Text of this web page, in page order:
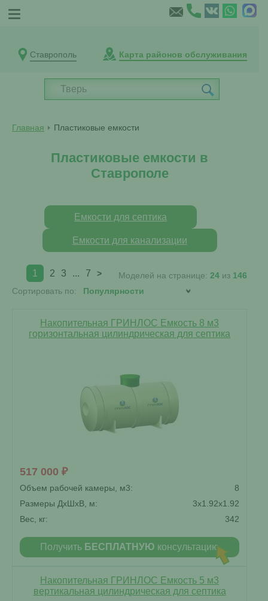
Ставрополь Карта районов обслуживания
Главная Пластиковые емкости
Пластиковые емкости в
Ставрополе
Емкости для септика
Емкости для канализации
1 2 3 ... 7 > Моделей на странице: 24 из 146
Сортировать по:
Накопительная ГРИНЛОС Емкость 8 м3
горизонтальная цилиндрическая для септика
517 000 ₽
Объем рабочей камеры, м3:
8
Размеры ДxШxВ, м:
3x1.92x1.92
Вес, кг:
342
Получить БЕСПЛАТНУЮ консультацию
Накопительная ГРИНЛОС Емкость 5 м3
вертикальная цилиндрическая для септика